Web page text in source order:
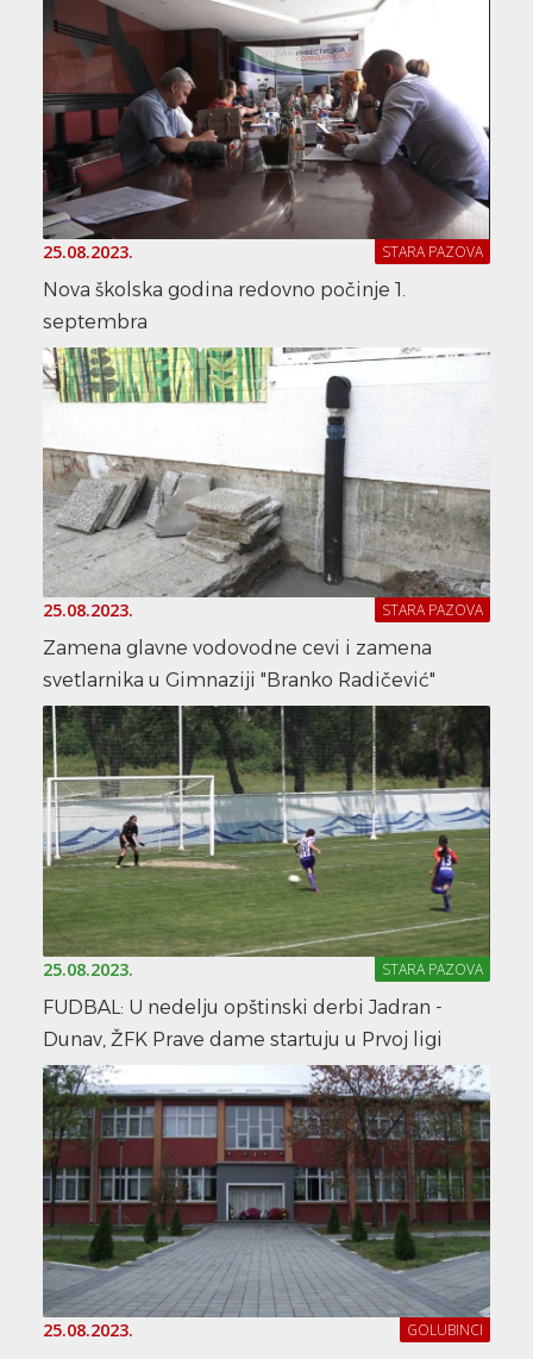
25.08.2023. STARA PAZOVA
Nova školska godina redovno počinje 1.
septembra
25.08.2023. STARA PAZOVA
Zamena glavne vodovodne cevi i zamena
svetlarnika u Gimnaziji "Branko Radičević"
25.08.2023. STARA PAZOVA
FUDBAL: U nedelju opštinski derbi Jadran -
Dunav, ŽFK Prave dame startuju u Prvoj ligi
25.08.2023. GOLUBINCI